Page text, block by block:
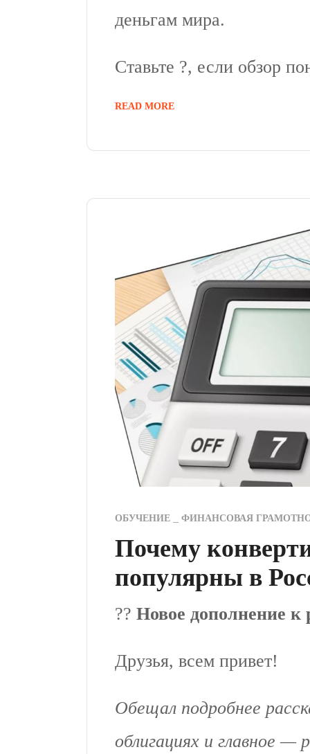
деньгам мира.
Ставьте ?, если обзор
READ MORE
ОБУЧЕНИЕ ФИНАНСОВАЯ
Почему
популярны в
?? Новое дополнение
Друзья, всем привет!
Обещал подробнее
облигациях и главное —